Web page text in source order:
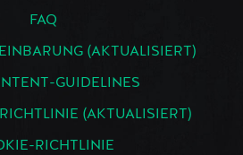
FAQ
(AKTUALISIERT)
GUIDELINES
(AKTUALISIERT)
RICHTLINIE